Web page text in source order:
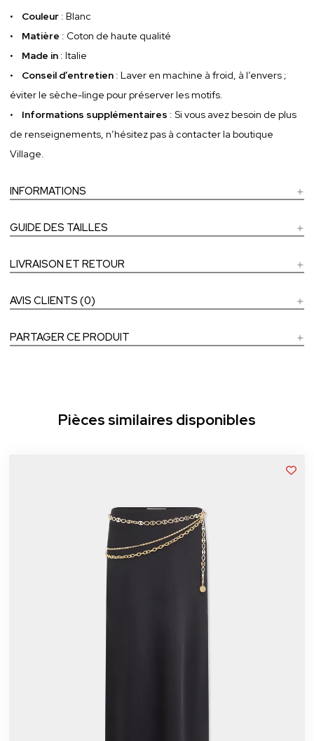
• Couleur : Blanc
• Matière : Coton de haute qualité
• Made in : Italie
• Conseil d’entretien : Laver en machine à froid, à l’envers ;
éviter le sèche-linge pour préserver les motifs.
• Informations supplémentaires : Si vous avez besoin de plus
de renseignements, n’hésitez pas à contacter la boutique
Village.
INFORMATIONS
GUIDE DES TAILLES
LIVRAISON ET RETOUR
AVIS CLIENTS (0)
PARTAGER CE PRODUIT
Pièces similaires disponibles